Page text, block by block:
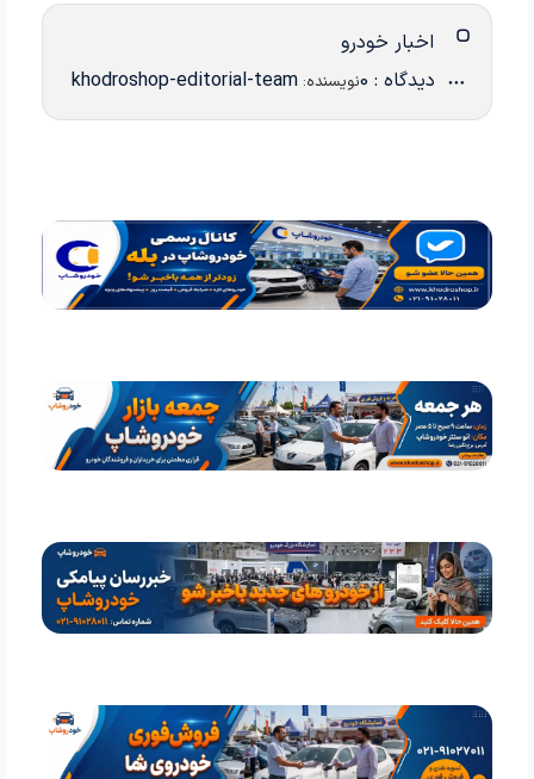
اخبار خودرو
دیدگاه : 0 نویسنده: khodroshop-editorial-team